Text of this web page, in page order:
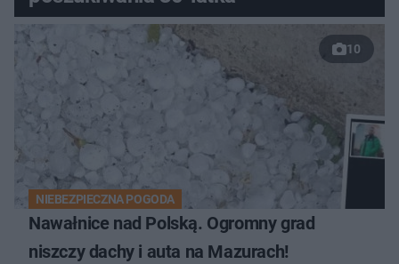
10
NIEBEZPIECZNA POGODA
Nawałnice nad Polską. Ogromny grad
niszczy dachy i auta na Mazurach!